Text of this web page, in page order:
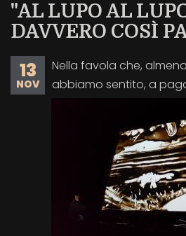
"AL LUPO AL
DAVVERO COSÌ
13
NOV
Nella favola che,
abbiamo sentito, a